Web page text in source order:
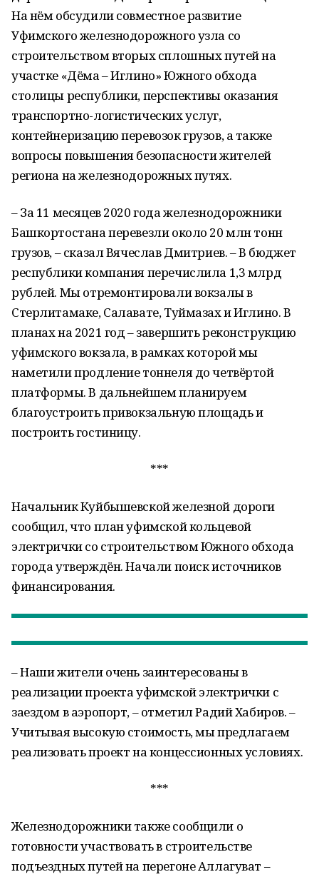
На нём обсудили совместное развитие
Уфимского железнодорожного узла со
строительством вторых сплошных путей на
участке «Дёма – Иглино» Южного обхода
столицы республики, перспективы оказания
транспортно-логистических услуг,
контейнеризацию перевозок грузов, а также
вопросы повышения безопасности жителей
региона на железнодорожных путях.
– За 11 месяцев 2020 года железнодорожники
Башкортостана перевезли около 20 млн тонн
грузов, – сказал Вячеслав Дмитриев. – В бюджет
республики компания перечислила 1,3 млрд
рублей. Мы отремонтировали вокзалы в
Стерлитамаке, Салавате, Туймазах и Иглино. В
планах на 2021 год – завершить реконструкцию
уфимского вокзала, в рамках которой мы
наметили продление тоннеля до четвёртой
платформы. В дальнейшем планируем
благоустроить привокзальную площадь и
построить гостиницу.
***
Начальник Куйбышевской железной дороги
сообщил, что план уфимской кольцевой
электрички со строительством Южного обхода
города утверждён. Начали поиск источников
финансирования.
– Наши жители очень заинтересованы в
реализации проекта уфимской электрички с
заездом в аэропорт, – отметил Радий Хабиров. –
Учитывая высокую стоимость, мы предлагаем
реализовать проект на концессионных условиях.
***
Железнодорожники также сообщили о
готовности участвовать в строительстве
подъездных путей на перегоне Аллагуват –